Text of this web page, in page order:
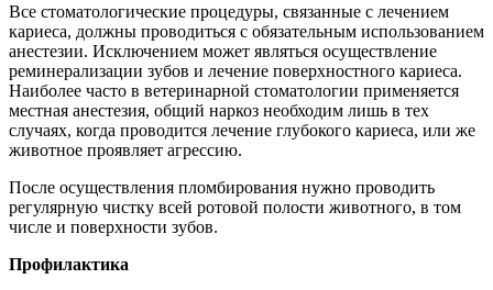
Все стоматологические процедуры, связанные с лечением
кариеса, должны проводиться с обязательным использованием
анестезии. Исключением может являться осуществление
реминерализации зубов и лечение поверхностного кариеса.
Наиболее часто в ветеринарной стоматологии применяется
местная анестезия, общий наркоз необходим лишь в тех
случаях, когда проводится лечение глубокого кариеса, или же
животное проявляет агрессию.
После осуществления пломбирования нужно проводить
регулярную чистку всей ротовой полости животного, в том
числе и поверхности зубов.
Профилактика